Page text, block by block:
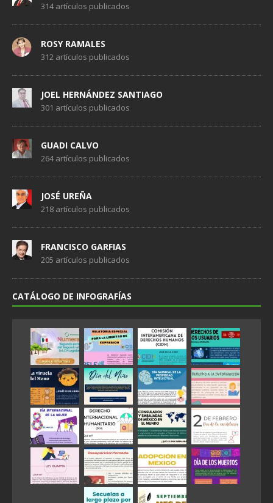
314 artículos publicados
ROSY RAMALES
312 artículos publicados
JOEL HERNÁNDEZ SANTIAGO
301 artículos publicados
GUADI CALVO
264 artículos publicados
JOSÉ UREÑA
218 artículos publicados
FRANCISCO GARFIAS
205 artículos publicados
CATÁLOGO DE INFOGRAFÍAS